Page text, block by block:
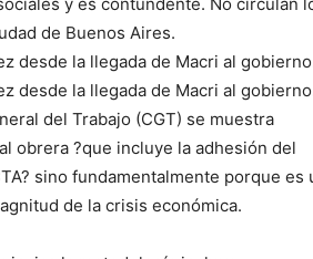
de Buenos Aires.
desde la llegada de Macri al
desde la llegada de Macri al
del Trabajo (CGT) se muestra
obrera ?que incluye la adhesión del
sino fundamentalmente porque es
de la crisis económica.